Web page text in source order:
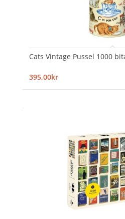
Cats Vintage Pussel 1000
395,00kr